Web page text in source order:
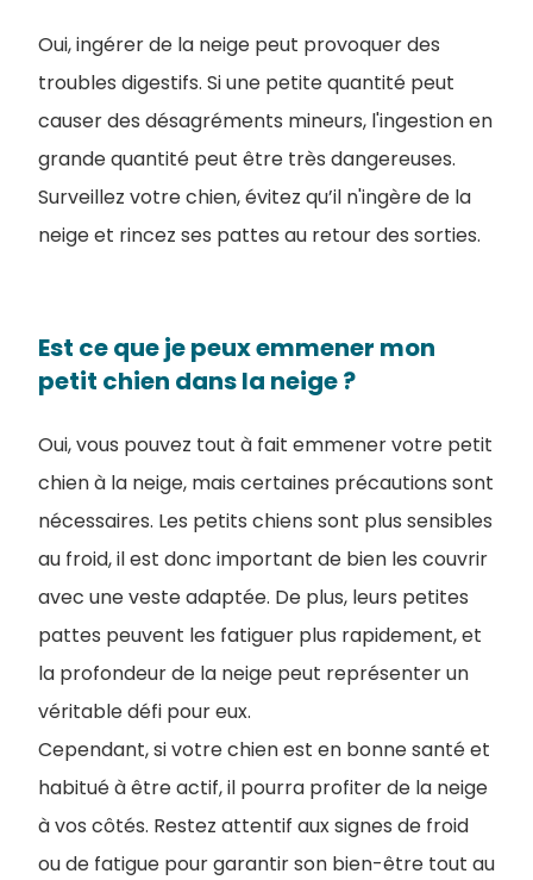
Oui, ingérer de la neige peut provoquer des
troubles digestifs. Si une petite quantité peut
causer des désagréments mineurs, l'ingestion en
grande quantité peut être très dangereuses.
Surveillez votre chien, évitez qu’il n'ingère de la
neige et rincez ses pattes au retour des sorties.
Est ce que je peux emmener mon
petit chien dans la neige ?
Oui, vous pouvez tout à fait emmener votre petit
chien à la neige, mais certaines précautions sont
nécessaires. Les petits chiens sont plus sensibles
au froid, il est donc important de bien les couvrir
avec une veste adaptée. De plus, leurs petites
pattes peuvent les fatiguer plus rapidement, et
la profondeur de la neige peut représenter un
véritable défi pour eux.
Cependant, si votre chien est en bonne santé et
habitué à être actif, il pourra profiter de la neige
à vos côtés. Restez attentif aux signes de froid
ou de fatigue pour garantir son bien-être tout au